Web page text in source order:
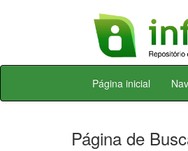
Skip
Página inicial
Página de